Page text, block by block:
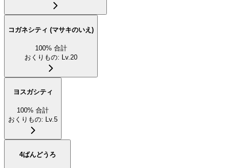
コガネシティ (マサキのいえ)
100% 合計
おくりもの: Lv.20
ヨスガシティ
100% 合計
おくりもの: Lv.5
4ばんどうろ